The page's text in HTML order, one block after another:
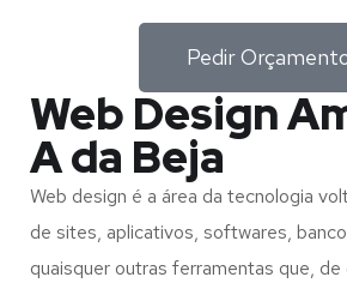
Pedir
Web Design
A da Beja
Web design é a área da tecnologia
de sites, aplicativos, softwares,
quaisquer outras ferramentas que,